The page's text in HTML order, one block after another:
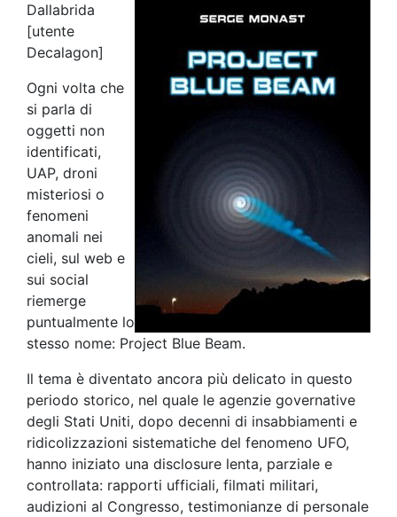
Dallabrida
[utente
Decalagon]
Ogni volta che
si parla di
oggetti non
identificati,
UAP, droni
misteriosi o
fenomeni
anomali nei
cieli, sul web e
sui social
riemerge
puntualmente lo
stesso nome: Project Blue Beam.
Il tema è diventato ancora più delicato in questo
periodo storico, nel quale le agenzie governative
degli Stati Uniti, dopo decenni di insabbiamenti e
ridicolizzazioni sistematiche del fenomeno UFO,
hanno iniziato una disclosure lenta, parziale e
controllata: rapporti ufficiali, filmati militari,
audizioni al Congresso, testimonianze di personale